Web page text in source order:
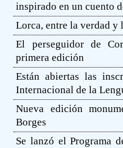
inspirado en un cuento
Lorca, entre la verdad y
El perseguidor de
primera edición
Están abiertas las
Internacional de la
Nueva edición
Borges
Se lanzó el Programa